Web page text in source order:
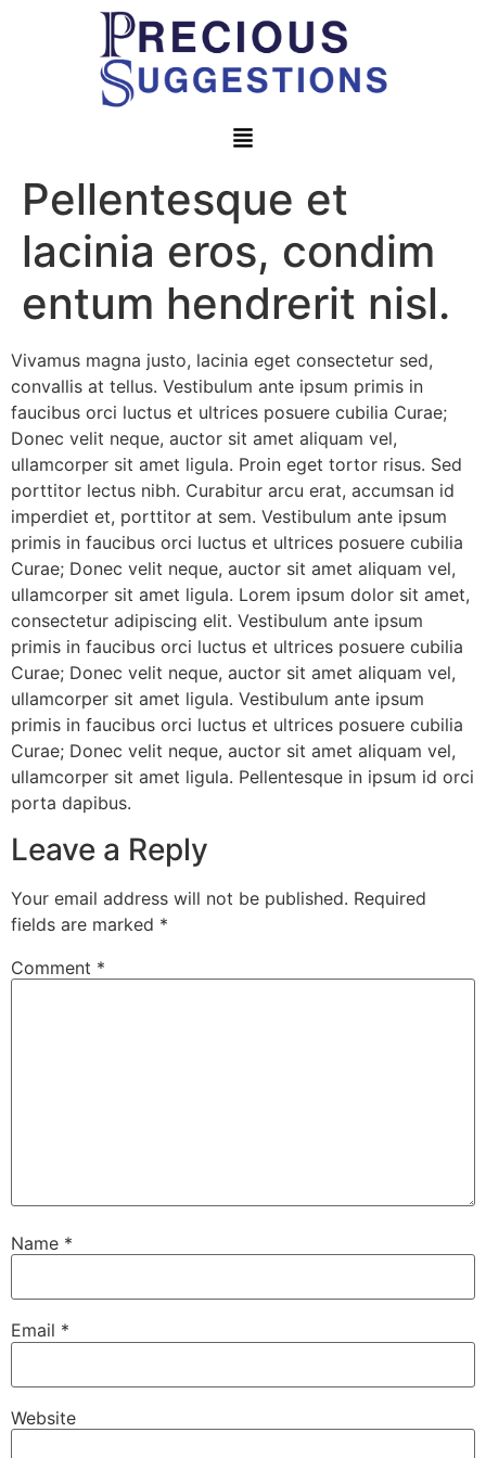
Pellentesque et
lacinia eros, condim
entum hendrerit nisl.
Vivamus magna justo, lacinia eget consectetur sed,
convallis at tellus. Vestibulum ante ipsum primis in
faucibus orci luctus et ultrices posuere cubilia Curae;
Donec velit neque, auctor sit amet aliquam vel,
ullamcorper sit amet ligula. Proin eget tortor risus. Sed
porttitor lectus nibh. Curabitur arcu erat, accumsan id
imperdiet et, porttitor at sem. Vestibulum ante ipsum
primis in faucibus orci luctus et ultrices posuere cubilia
Curae; Donec velit neque, auctor sit amet aliquam vel,
ullamcorper sit amet ligula. Lorem ipsum dolor sit amet,
consectetur adipiscing elit. Vestibulum ante ipsum
primis in faucibus orci luctus et ultrices posuere cubilia
Curae; Donec velit neque, auctor sit amet aliquam vel,
ullamcorper sit amet ligula. Vestibulum ante ipsum
primis in faucibus orci luctus et ultrices posuere cubilia
Curae; Donec velit neque, auctor sit amet aliquam vel,
ullamcorper sit amet ligula. Pellentesque in ipsum id orci
porta dapibus.
Leave a Reply
Your email address will not be published. Required
fields are marked *
Comment *
Name *
Email *
Website